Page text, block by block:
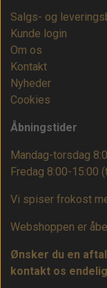
Salgs- og
Kunde login
Om os
Kontakt
Nyheder
Cookies
Åbningstider
Mandag-torsdag
Fredag 8:00-15:00
Vi spiser frokost
Webshoppen er
Ønsker du en
kontakt os